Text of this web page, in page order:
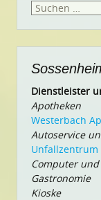
Suchen
Dienstleister
Apotheken
Westerbach
Autoservice
Computer und
Gastronomie
Kioske